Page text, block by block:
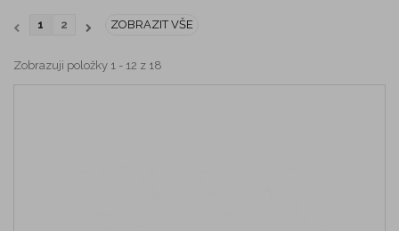
ZOBRAZIT VŠE
1 2
Zobrazuji položky 1 - 12 z 18